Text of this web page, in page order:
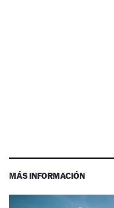
MÁS INFORMACIÓN